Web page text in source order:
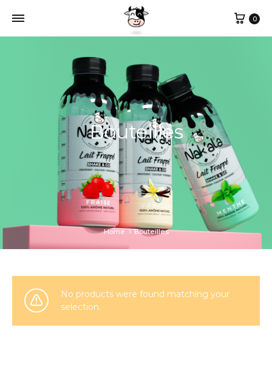
Cart
0
Bouteilles
Home Bouteilles
No products were found matching your
selection.